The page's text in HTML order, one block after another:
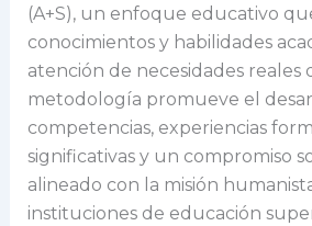
(A+S), un enfoque educativo
conocimientos y habilidades
atención de necesidades reales
metodología promueve el
competencias, experiencias
significativas y un compromiso
alineado con la misión
instituciones de educación